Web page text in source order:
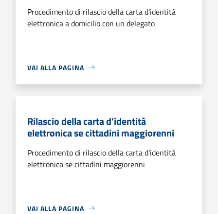
Procedimento di rilascio della carta d'identità
elettronica a domicilio con un delegato
VAI ALLA PAGINA
Rilascio della carta d'identità
elettronica se cittadini maggiorenni
Procedimento di rilascio della carta d'identità
elettronica se cittadini maggiorenni
VAI ALLA PAGINA